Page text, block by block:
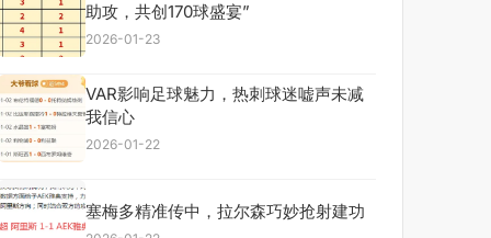
助攻，共创170球盛宴”
2026-01-23
VAR影响足球魅力，热刺球迷嘘声未减
我信心
2026-01-22
塞梅多精准传中，拉尔森巧妙抢射建功